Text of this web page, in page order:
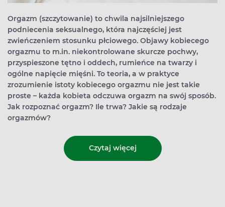
Orgazm (szczytowanie) to chwila najsilniejszego
podniecenia seksualnego, która najczęściej jest
zwieńczeniem stosunku płciowego. Objawy kobiecego
orgazmu to m.in. niekontrolowane skurcze pochwy,
przyspieszone tętno i oddech, rumieńce na twarzy i
ogólne napięcie mięśni. To teoria, a w praktyce
zrozumienie istoty kobiecego orgazmu nie jest takie
proste – każda kobieta odczuwa orgazm na swój sposób.
Jak rozpoznać orgazm? Ile trwa? Jakie są rodzaje
orgazmów?
Czytaj więcej